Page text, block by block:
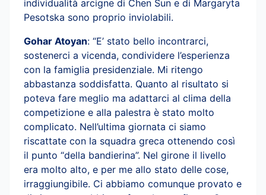
individualità arcigne di Chen Sun e di Margaryta
Pesotska sono proprio inviolabili.
Gohar Atoyan: “E’ stato bello incontrarci,
sostenerci a vicenda, condividere l’esperienza
con la famiglia presidenziale. Mi ritengo
abbastanza soddisfatta. Quanto al risultato si
poteva fare meglio ma adattarci al clima della
competizione e alla palestra è stato molto
complicato. Nell’ultima giornata ci siamo
riscattate con la squadra greca ottenendo così
il punto “della bandierina”. Nel girone il livello
era molto alto, e per me allo stato delle cose,
irraggiungibile. Ci abbiamo comunque provato e